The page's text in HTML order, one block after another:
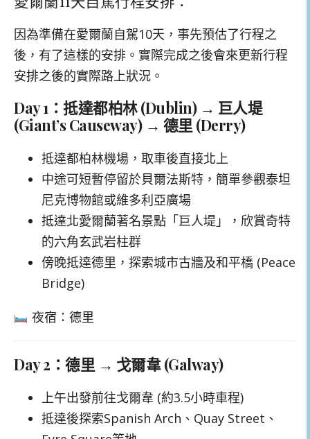
因為準備在愛爾蘭自駕10天，事先預估了行程之
後，有了這樣的安排。實際完成之後會來更新行程
安排之後的實際路上狀況。
Day 1：抵達都柏林 (Dublin) → 巨人堤
(Giant’s Causeway) → 德里 (Derry)
抵達都柏林機場，取車後直接北上
中途可短暫停留於貝爾法斯特，簡單參觀泰坦
尼克博物館或維多利亞廣場
抵達北愛爾蘭著名景點「巨人堤」，欣賞奇特
的六角玄武岩柱群
傍晚抵達德里，探索城市古牆及和平橋 (Peace
Bridge)
夜宿：德里
Day 2：德里 → 戈爾韋 (Galway)
上午出發前往戈爾韋 (約3.5小時車程)
抵達後探索Spanish Arch、Quay Street、